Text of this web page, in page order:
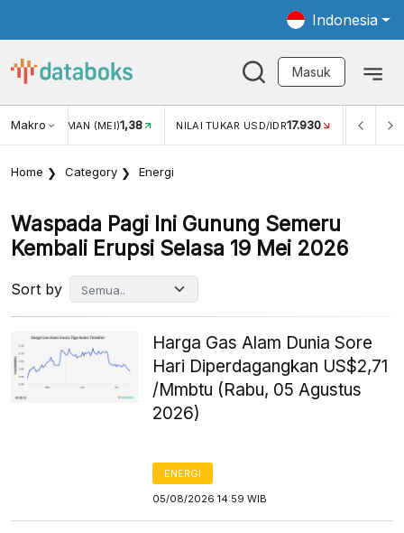
Indonesia
Masuk
MakroWISMAN (MEI)1,38 NILAI TUKAR USD/IDR17.930 INFLASI
Home Category Energi
Waspada Pagi Ini Gunung Semeru
Kembali Erupsi Selasa 19 Mei 2026
Sort by
Harga Gas Alam Dunia Sore
Hari Diperdagangkan US$2,71
/Mmbtu (Rabu, 05 Agustus
2026)
ENERGI
05/08/2026 14:59 WIB